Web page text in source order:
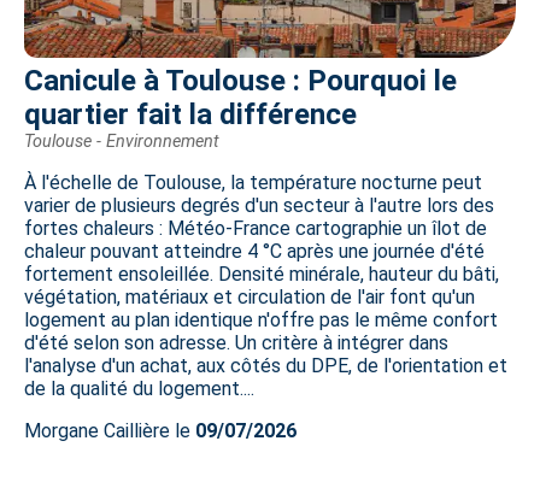
Canicule à Toulouse : Pourquoi le
quartier fait la différence
Toulouse - Environnement
À l'échelle de Toulouse, la température nocturne peut
varier de plusieurs degrés d'un secteur à l'autre lors des
fortes chaleurs : Météo-France cartographie un îlot de
chaleur pouvant atteindre 4 °C après une journée d'été
fortement ensoleillée. Densité minérale, hauteur du bâti,
végétation, matériaux et circulation de l'air font qu'un
logement au plan identique n'offre pas le même confort
d'été selon son adresse. Un critère à intégrer dans
l'analyse d'un achat, aux côtés du DPE, de l'orientation et
de la qualité du logement....
Morgane Caillière le 09/07/2026